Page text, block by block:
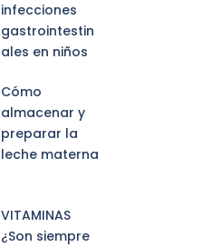
infecciones
gastrointestin
ales en niños
Cómo
almacenar y
preparar la
leche materna
VITAMINAS
¿Son siempre